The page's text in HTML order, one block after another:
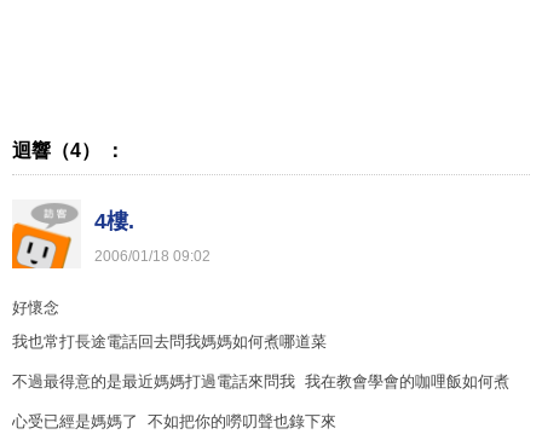
迴響（4） ：
4樓.
2006/01/18 09:02
好懷念
我也常打長途電話回去問我媽媽如何煮哪道菜
不過最得意的是最近媽媽打過電話來問我 我在教會學會的咖哩飯如何煮
心受已經是媽媽了 不如把你的嘮叨聲也錄下來